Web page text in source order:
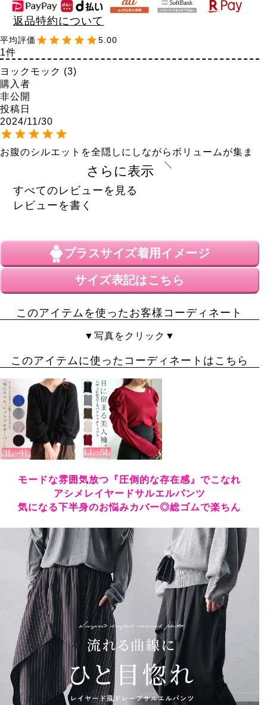
返品特約について
5.00
1
ヨックモック
3
購入者
非公開
投稿日
2024/11/30
お腹のシルエットを全隠しにしながらボリュームが集ま
っちゃうということもないので、スッキリ見えます。後
ろ姿はシンプルなテーパードパンツみたいな感じ。個人
的にはお尻も隠れる丈のもので合わせるのが好きでし
た。これは今後活躍する予感。ツルツルサラサラの触感
さらに表示
すべてのレビューを見る
レビューを書く
プラスサイズ着用イメージ
サイズ表記はこちら
このアイテムを使ったお客様コーディネート
▼写真をクリック▼
このアイテムに使ったコーディネートはこちら
モードな雰囲気放つ『圧倒的な存在感』でこなれ
アシメレイヤードサルエルパンツ
気になる下半身のお悩みカバー◎総ゴムで楽ちん